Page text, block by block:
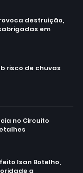
destruição,
em
risco de chuvas
no Circuito
Isan Botelho,
a